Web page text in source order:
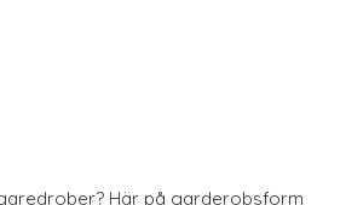
Här på garderobsform